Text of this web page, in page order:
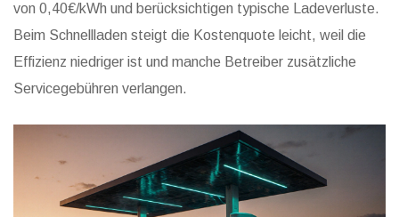
von 0,40€/kWh und berücksichtigen typische Ladeverluste.
Beim Schnellladen steigt die Kosten­quote leicht, weil die
Effizienz niedriger ist und manche Betreiber zusätzliche
Servicegebühren verlangen.